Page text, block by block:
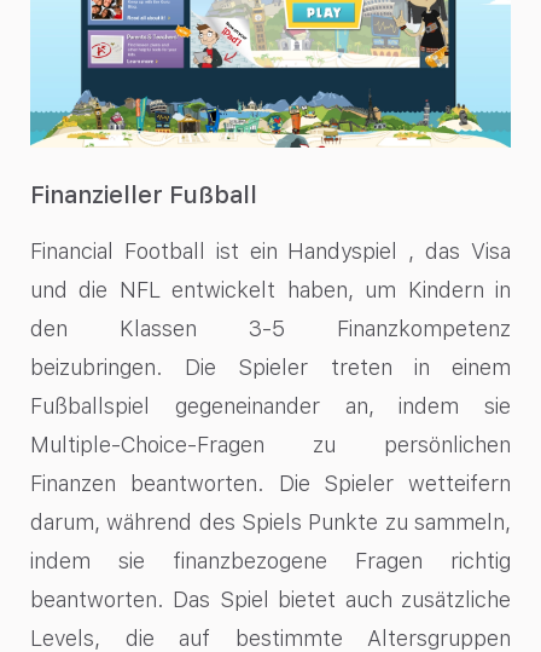
Finanzieller Fußball
Financial Football ist ein Handyspiel , das Visa
und die NFL entwickelt haben, um Kindern in
den Klassen 3-5 Finanzkompetenz
beizubringen. Die Spieler treten in einem
Fußballspiel gegeneinander an, indem sie
Multiple-Choice-Fragen zu persönlichen
Finanzen beantworten. Die Spieler wetteifern
darum, während des Spiels Punkte zu sammeln,
indem sie finanzbezogene Fragen richtig
beantworten. Das Spiel bietet auch zusätzliche
Levels, die auf bestimmte Altersgruppen